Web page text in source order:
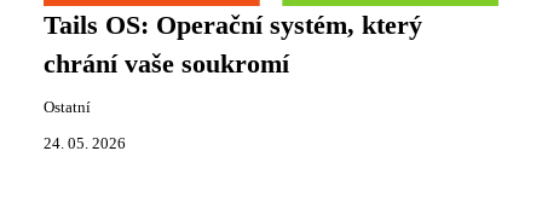
Tails OS: Operační systém, který
chrání vaše soukromí
Ostatní
24. 05. 2026